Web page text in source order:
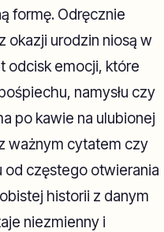
formę. Odręcznie
okazji urodzin niosą w
odcisk emocji, które
namysłu czy
po kawie na ulubionej
ważnym cytatem czy
od częstego otwierania
historii z danym
niezmienny i